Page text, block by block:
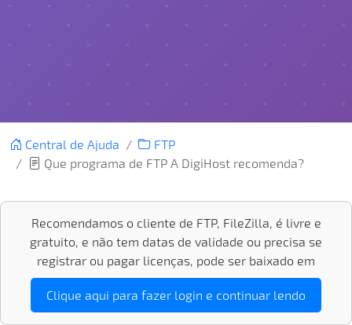
Central de Ajuda
FTP
Que programa de FTP A DigiHost recomenda?
Recomendamos o cliente de FTP, FileZilla, é livre e
gratuito, e não tem datas de validade ou precisa se
registrar ou pagar licenças, pode ser baixado em
Clique aqui para fazer login e continuar lendo